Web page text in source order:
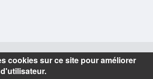
cookies sur ce site pour améliorer